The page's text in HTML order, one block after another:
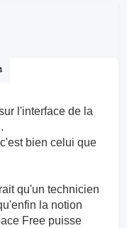
l'interface de la
bien celui que
qu'un technicien
la notion
Free puisse